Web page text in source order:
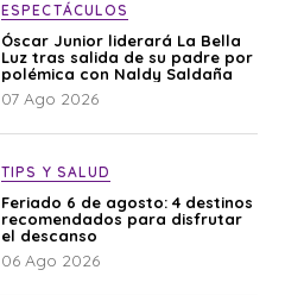
ESPECTÁCULOS
Óscar Junior liderará La Bella
Luz tras salida de su padre por
polémica con Naldy Saldaña
07 Ago 2026
TIPS Y SALUD
Feriado 6 de agosto: 4 destinos
recomendados para disfrutar
el descanso
06 Ago 2026